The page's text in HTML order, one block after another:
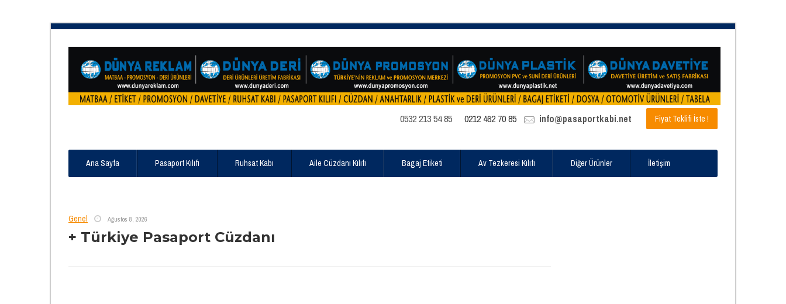
0532 213 54 85 0212 462 70 85 info@pasaportkabi.net Fiyat Teklifi İste !
Ana Sayfa Pasaport Kılıfı Ruhsat Kabı Aile Cüzdanı Kılıfı Bagaj Etiketi Av Tezkeresi Kılıfı Diğer Ürünler İletişim
Genel Ağustos 8, 2026
+ Türkiye Pasaport Cüzdanı